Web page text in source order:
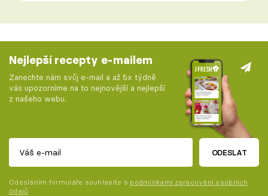
Nejlepší recepty e-mailem
Zanechte nám svůj e-mail a až 5x týdně
vás upozorníme na to nejnovější a nejlepší
z našeho webu.
ODESLAT
Odesláním formuláře souhlasíte s podmínkami zpracování osobních
údajů